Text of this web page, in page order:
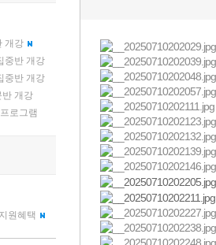
개강
중반 개강
중반 개강
반 개강
로그램
원혜택